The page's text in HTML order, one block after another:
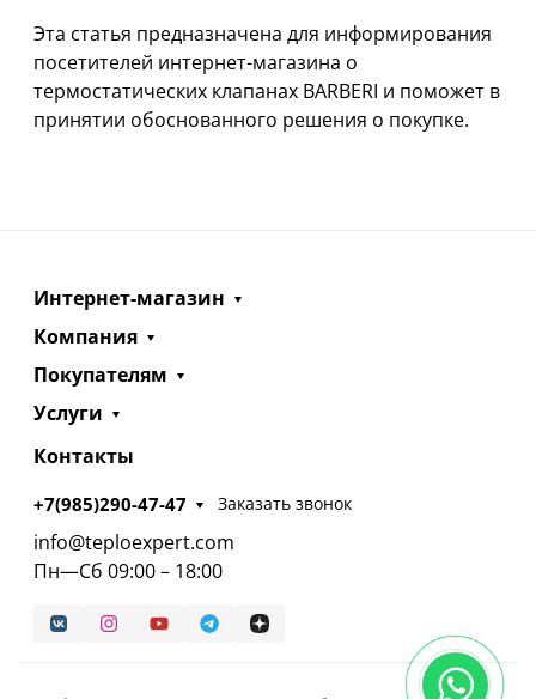
Эта статья предназначена для информирования
посетителей интернет-магазина о
термостатических клапанах BARBERI и поможет в
принятии обоснованного решения о покупке.
Интернет-магазин
Компания
Покупателям
Услуги
Контакты
+7(985)290-47-47 Заказать звонок
info@teploexpert.com
Пн—Сб 09:00 – 18:00